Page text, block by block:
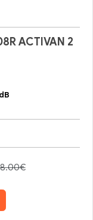
ACTIVAN 2